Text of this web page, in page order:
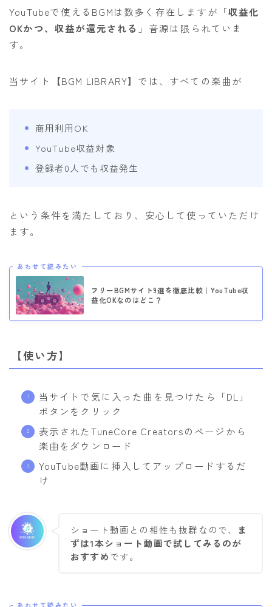
YouTubeで使えるBGMは数多く存在しますが「収益化
OKかつ、収益が還元される 」音源は限られていま
す。
当サイト【BGM LIBRARY】では、すべての楽曲が
商用利用OK
YouTube収益対象
登録者0人でも収益発生
という条件を満たしており、安心して使っていただけ
ます。
あわせて読みたい
フリーBGMサイト9選を徹底比較｜YouTube収
益化OKなのはどこ？
【使い方】
当サイトで気に入った曲を見つけたら「DL」
ボタンをクリック
表示されたTuneCore Creatorsのページから
楽曲をダウンロード
YouTube動画に挿入してアップロードするだ
け
ショート動画との相性も抜群なので、
ま
ずは1本ショート動画で試してみるのが
おすすめです。